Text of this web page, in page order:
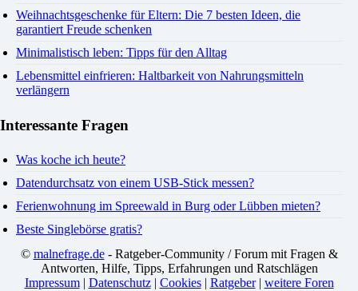
Weihnachtsgeschenke für Eltern: Die 7 besten Ideen, die
garantiert Freude schenken
Minimalistisch leben: Tipps für den Alltag
Lebensmittel einfrieren: Haltbarkeit von Nahrungsmitteln
verlängern
Interessante Fragen
Was koche ich heute?
Datendurchsatz von einem USB-Stick messen?
Ferienwohnung im Spreewald in Burg oder Lübben mieten?
Beste Singlebörse gratis?
© malnefrage.de- Ratgeber-Community / Forum mit Fragen &
Antworten, Hilfe, Tipps, Erfahrungen und Ratschlägen
Impressum| Datenschutz| Cookies| Ratgeber| weitere Foren